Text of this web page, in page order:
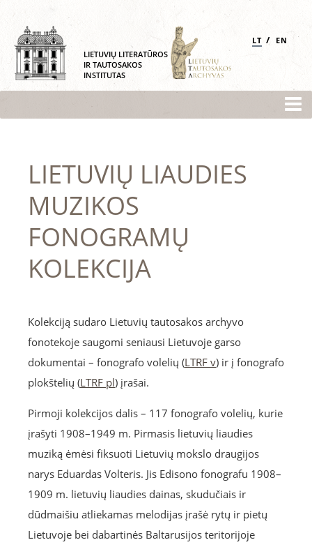
LIETUVIŲ LITERATŪROS
IR TAUTOSAKOS
INSTITUTAS
LT / EN
LIETUVIŲ LIAUDIES
MUZIKOS
FONOGRAMŲ
KOLEKCIJA
Kolekciją sudaro Lietuvių tautosakos archyvo
fonotekoje saugomi seniausi Lietuvoje garso
dokumentai – fonografo volelių (LTRF v) ir į fonografo
plokštelių (LTRF pl) įrašai.
Pirmoji kolekcijos dalis – 117 fonografo volelių, kurie
įrašyti 1908–1949 m. Pirmasis lietuvių liaudies
muziką ėmėsi fiksuoti Lietuvių mokslo draugijos
narys Eduardas Volteris. Jis Edisono fonografu 1908–
1909 m. lietuvių liaudies dainas, skudučiais ir
dūdmaišiu atliekamas melodijas įrašė rytų ir pietų
Lietuvoje bei dabartinės Baltarusijos teritorijoje